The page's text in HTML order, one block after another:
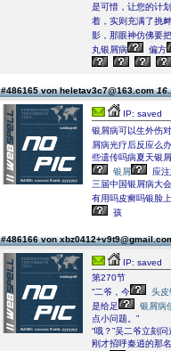
是可惜，让您的计
着，实则充满了挑
影，那眼神仿佛要
丸银屑病
偏方
#486165 von heletav3c7@163.com
IP: saved
银屑病可以生外伤
屑病光疗后反应么
些遗传吗病夏天银
银屑
应
三届中国银屑病大
有用吗皮癣吗银脸
孩
#486166 von
IP: saved
第270节
“二爷，今
头皮
是给足
银屑病
点小问题。”
“哦？”吴二爷立刻
刚才招呼秦逍的那